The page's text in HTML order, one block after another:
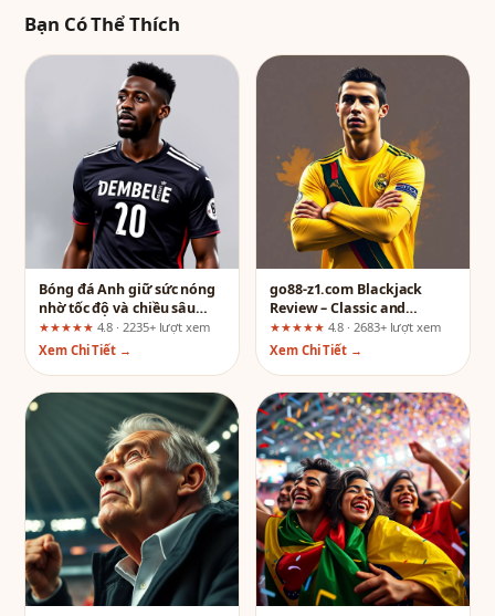
Bạn Có Thể Thích
Bóng đá Anh giữ sức nóng
nhờ tốc độ và chiều sâu
cạnh tranh cùng Mubet
★★★★★ 4.8 · 2235+ lượt xem
Xem Chi Tiết →
go88-z1.com Blackjack
Review – Classic and
Modern Variants: A UX
Expert’s Verification
★★★★★ 4.8 · 2683+ lượt xem
Xem Chi Tiết →